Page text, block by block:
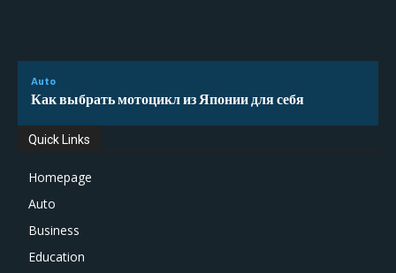
Auto
Как выбрать мотоцикл из Японии для себя
Quick Links
Homepage
Auto
Business
Education